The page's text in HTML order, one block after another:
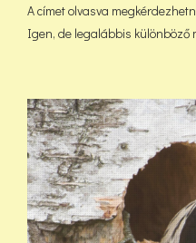
A címet olvasva
Igen, de legalábbis különböző